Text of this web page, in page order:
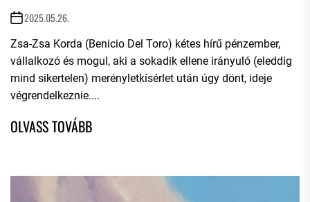
2025.05.26.
Zsa-Zsa Korda (Benicio Del Toro) kétes hírű pénzember,
vállalkozó és mogul, aki a sokadik ellene irányuló (eleddig
mind sikertelen) merényletkísérlet után úgy dönt, ideje
végrendelkeznie....